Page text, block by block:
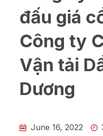
đấu giá
Công ty
Vận tải
Dương
June 16, 2022